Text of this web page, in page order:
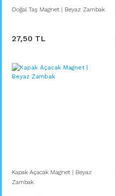
Doğal Taş Magnet | Beyaz Zambak
27,50 TL
Kapak Açacak Magnet | Beyaz
Zambak